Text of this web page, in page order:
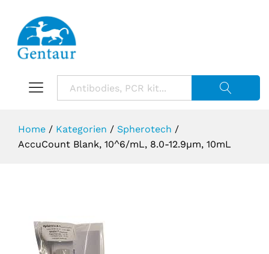
Home / Kategorien / Spherotech /
AccuCount Blank, 10^6/mL, 8.0-12.9µm, 10mL